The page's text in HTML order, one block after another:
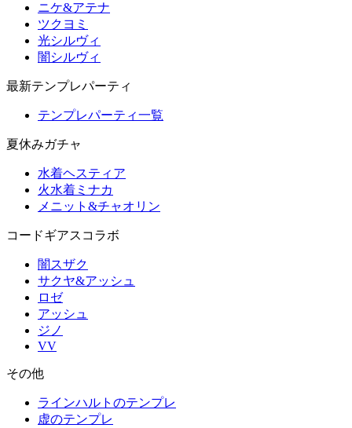
ニケ&アテナ
ツクヨミ
光シルヴィ
闇シルヴィ
最新テンプレパーティ
テンプレパーティ一覧
夏休みガチャ
水着ヘスティア
火水着ミナカ
メニット&チャオリン
コードギアスコラボ
闇スザク
サクヤ&アッシュ
ロゼ
アッシュ
ジノ
VV
その他
ラインハルトのテンプレ
虚のテンプレ